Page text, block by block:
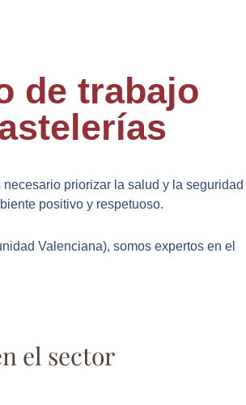
de trabajo
priorizar la salud y la seguridad
positivo y respetuoso.
Valenciana), somos expertos en el
el sector